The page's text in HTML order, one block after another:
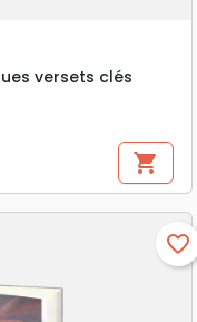
versets clés
shopping_cart
favorite_border